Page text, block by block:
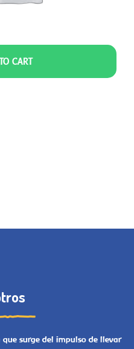
CART
surge del impulso de llevar